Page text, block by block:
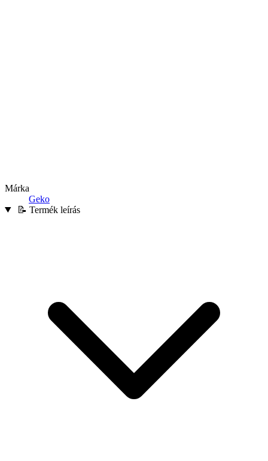
Márka
Geko
📝 Termék leírás